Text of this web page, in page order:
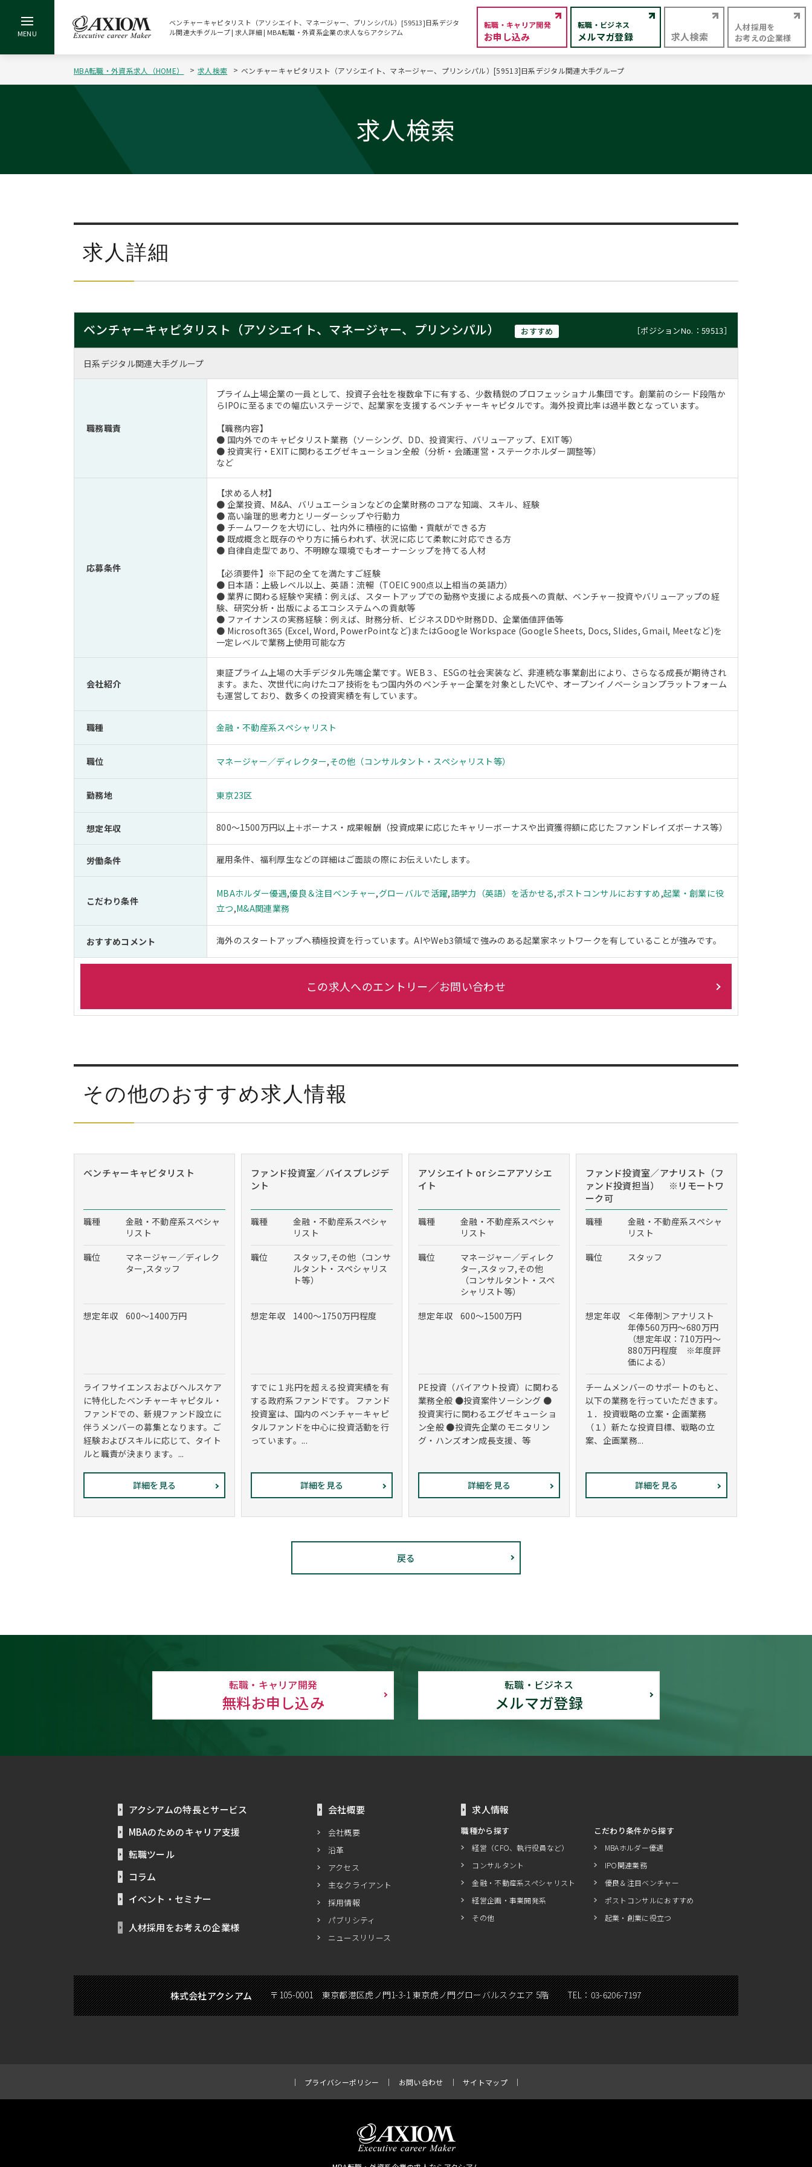
ベンチャーキャピタリスト（アソシエイト、マネージャー、プリンシパル）[59513]日系デジタ
ル関連大手グループ | 求人詳細 | MBA転職・外資系企業の求人ならアクシアム
転職・キャリア開発
お申し込み
転職・ビジネス
メルマガ登録 求人検索
人材採用を
お考えの企業様
MBA転職・外資系求人（HOME） 求人検索 ベンチャーキャピタリスト（アソシエイト、マネージャー、プリンシパル）[59513]日系デジタル関連大手グループ
求人検索
求人詳細
ベンチャーキャピタリスト（アソシエイト、マネージャー、プリンシパル） おすすめ ［ポジションNo.：59513］
日系デジタル関連大手グループ
職務職責
プライム上場企業の一員として、投資子会社を複数傘下に有する、少数精鋭のプロフェッショナル集団です。創業前のシード段階か
らIPOに至るまでの幅広いステージで、起業家を支援するベンチャーキャピタルです。海外投資比率は過半数となっています。
【職務内容】
● 国内外でのキャピタリスト業務（ソーシング、DD、投資実行、バリューアップ、EXIT等）
● 投資実行・EXITに関わるエグゼキューション全般（分析・会議運営・ステークホルダー調整等）
など
応募条件
【求める人材】
● 企業投資、M&A、バリュエーションなどの企業財務のコアな知識、スキル、経験
● 高い論理的思考力とリーダーシップや行動力
● チームワークを大切にし、社内外に積極的に協働・貢献ができる方
● 既成概念と既存のやり方に捕らわれず、状況に応じて柔軟に対応できる方
● 自律自走型であり、不明瞭な環境でもオーナーシップを持てる人材
【必須要件】※下記の全てを満たすご経験
● 日本語：上級レベル以上、英語：流暢（TOEIC 900点以上相当の英語力）
● 業界に関わる経験や実績：例えば、スタートアップでの勤務や支援による成長への貢献、ベンチャー投資やバリューアップの経
験、研究分析・出版によるエコシステムへの貢献等
● ファイナンスの実務経験：例えば、財務分析、ビジネスDDや財務DD、企業価値評価等
● Microsoft365 (Excel, Word, PowerPointなど)またはGoogle Workspace (Google Sheets, Docs, Slides, Gmail, Meetなど)を
一定レベルで業務上使用可能な方
会社紹介
東証プライム上場の大手デジタル先端企業です。WEB３、ESGの社会実装など、非連続な事業創出により、さらなる成長が期待され
ます。また、次世代に向けたコア技術をもつ国内外のベンチャー企業を対象としたVCや、オープンイノベーションプラットフォーム
も運営しており、数多くの投資実績を有しています。
職種 金融・不動産系スペシャリスト
職位 マネージャー／ディレクター,その他（コンサルタント・スペシャリスト等）
勤務地 東京23区
想定年収 800～1500万円以上＋ボーナス・成果報酬（投資成果に応じたキャリーボーナスや出資獲得額に応じたファンドレイズボーナス等）
労働条件 雇用条件、福利厚生などの詳細はご面談の際にお伝えいたします。
こだわり条件
MBAホルダー優遇,優良＆注目ベンチャー,グローバルで活躍,語学力（英語）を活かせる,ポストコンサルにおすすめ ,起業・創業に役
立つ,M&A関連業務
おすすめコメント 海外のスタートアップへ積極投資を行っています。AIやWeb3領域で強みのある起業家ネットワークを有していることが強みです。
この求人へのエントリー／お問い合わせ
その他のおすすめ求人情報
ベンチャーキャピタリスト
職種
金融・不動産系スペシャ
リスト
職位
マネージャー／ディレク
ター,スタッフ
想定年収 600～1400万円
ライフサイエンスおよびヘルスケア
に特化したベンチャーキャピタル・
ファンドでの、新規ファンド設立に
伴うメンバーの募集となります。ご
経験およびスキルに応じて、タイト
ルと職責が決まります。...
詳細を見る
ファンド投資室／バイスプレジデ
ント
職種
金融・不動産系スペシャ
リスト
職位
スタッフ,その他（コンサ
ルタント・スペシャリス
ト等）
想定年収 1400～1750万円程度
すでに１兆円を超える投資実績を有
する政府系ファンドです。 ファンド
投資室は、国内のベンチャーキャピ
タルファンドを中心に投資活動を行
っています。...
詳細を見る
アソシエイト or シニアアソシエ
イト
職種
金融・不動産系スペシャ
リスト
職位
マネージャー／ディレク
ター,スタッフ,その他
（コンサルタント・スペ
シャリスト等）
想定年収
600～1500万円
PE投資（バイアウト投資）に関わる
業務全般 ●投資案件ソーシング ●
投資実行に関わるエグゼキューショ
ン全般 ●投資先企業のモニタリン
グ・ハンズオン成長支援、等
詳細を見る
ファンド投資室／アナリスト（フ
ァンド投資担当） ※リモートワ
ーク可
職種
金融・不動産系スペシャ
リスト
職位
スタッフ
想定年収
＜年俸制＞アナリスト
年俸560万円～680万円
（想定年収：710万円～
880万円程度 ※年度評
価による）
チームメンバーのサポートのもと、
以下の業務を行っていただきます。
１．投資戦略の立案・企画業務
（１）新たな投資目標、戦略の立
案、企画業務...
詳細を見る
戻る
転職・キャリア開発
無料お申し込み
転職・ビジネス
メルマガ登録
アクシアムの特長とサービス
MBAのためのキャリア支援
転職ツール
コラム
イベント・セミナー
人材採用をお考えの企業様
会社概要
会社概要
沿革
アクセス
主なクライアント
採用情報
パブリシティ
ニュースリリース
求人情報
職種から探す
経営（CFO、執行役員など）
コンサルタント
金融・不動産系スペシャリスト
経営企画・事業開発系
その他
こだわり条件から探す
MBAホルダー優遇
IPO関連業務
優良＆注目ベンチャー
ポストコンサルにおすすめ
起業・創業に役立つ
株式会社アクシアム 〒105-0001 東京都港区虎ノ門1-3-1 東京虎ノ門グローバルスクエア 5階 TEL：03-6206-7197
プライバシーポリシー お問い合わせ サイトマップ